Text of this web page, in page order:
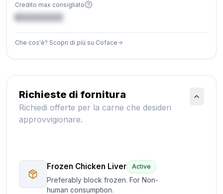
Richieste di fornitura
Richiedi offerte per la carne che desideri
approvvigionare.
Frozen Chicken Liver Active
Preferably block frozen. For Non-
human consumption.
Credito max consigliato
€XXXXXX
Che cos'è? Scopri di più su Coface